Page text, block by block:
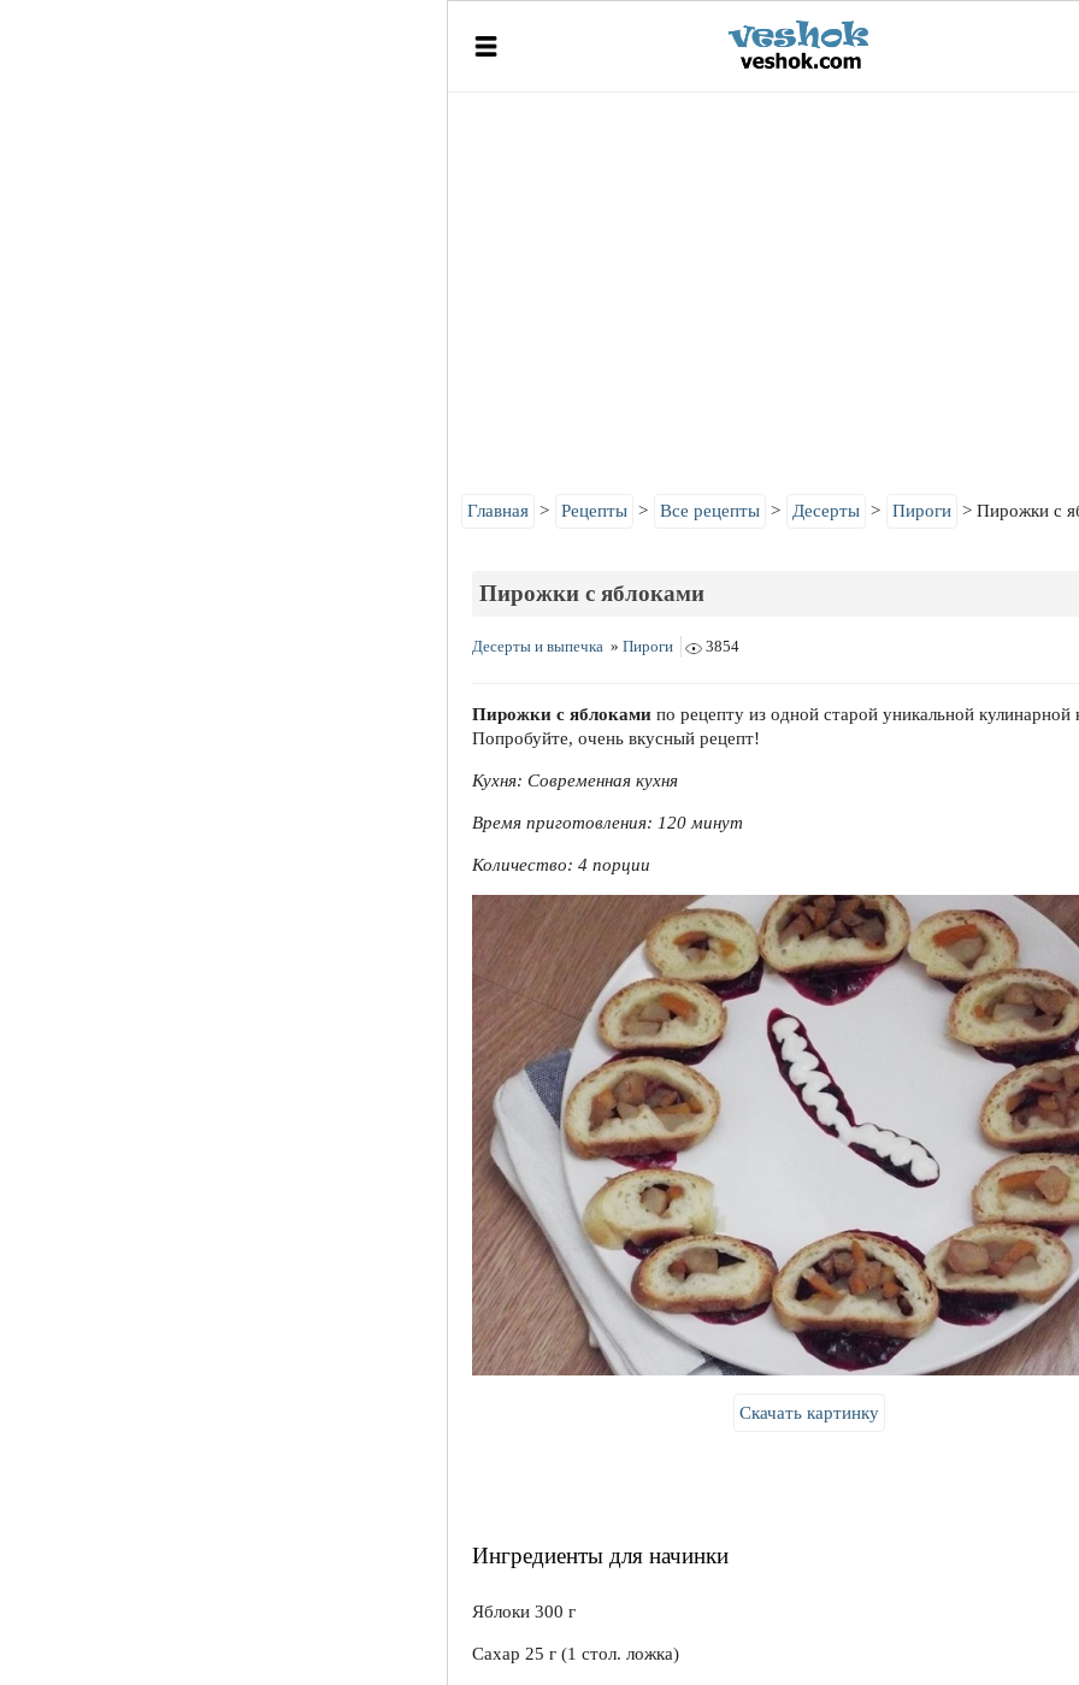
Главная Рецепты Все рецепты Десерты Пироги Пирожки с
Пирожки с яблоками
Десерты и выпечка » Пироги 3854
Пирожки с яблоками по рецепту из одной старой уникальной кулинарной
Попробуйте, очень вкусный рецепт!
Кухня: Современная кухня
Время приготовления: 120 минут
Количество: 4 порции
Скачать картинку
Ингредиенты для начинки
Яблоки 300 г
Сахар 25 г (1 стол. ложка)